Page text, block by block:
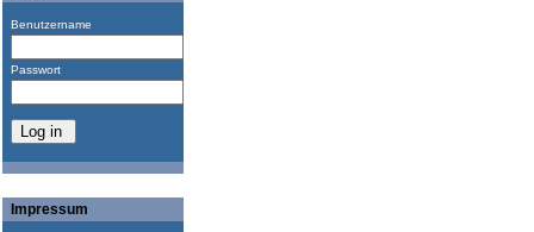
Benutzername
Passwort
Impressum